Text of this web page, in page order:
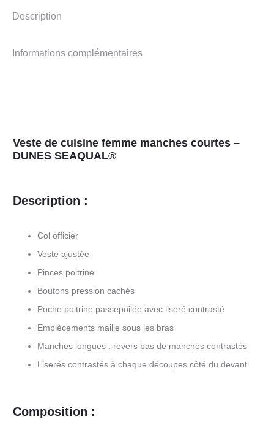
Description
Informations complémentaires
Veste de cuisine femme manches courtes –
DUNES SEAQUAL®
Description :
Col officier
Veste ajustée
Pinces poitrine
Boutons pression cachés
Poche poitrine passepoilée avec liseré contrasté
Empiècements maille sous les bras
Manches longues : revers bas de manches contrastés
Liserés contrastés à chaque découpes côté du devant
Composition :